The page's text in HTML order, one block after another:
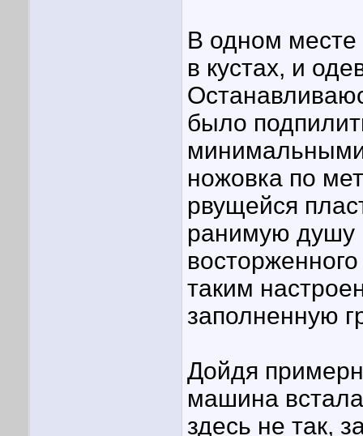
В одном месте
в кустах, и
было
ножовка по
рвущейся
ранимую душу
таким
заполненную
Дойдя
машина
здесь не так,